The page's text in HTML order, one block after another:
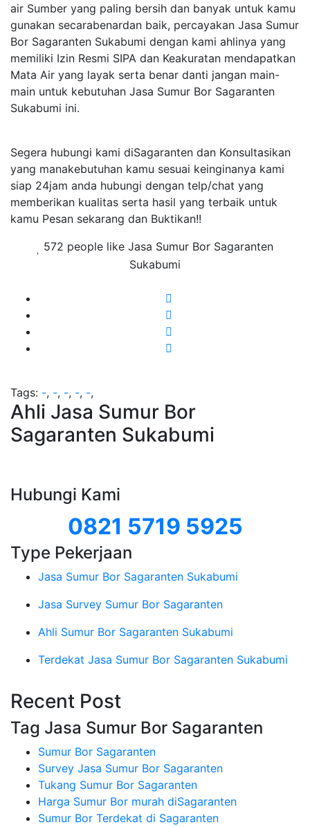
air Sumber yang paling bersih dan banyak untuk kamu
gunakan secarabenardan baik, percayakan Jasa Sumur
Bor Sagaranten Sukabumi dengan kami ahlinya yang
memiliki Izin Resmi SIPA dan Keakuratan mendapatkan
Mata Air yang layak serta benar danti jangan main-
main untuk kebutuhan Jasa Sumur Bor Sagaranten
Sukabumi ini.
Segera hubungi kami diSagaranten dan Konsultasikan
yang manakebutuhan kamu sesuai keinginanya kami
siap 24jam anda hubungi dengan telp/chat yang
memberikan kualitas serta hasil yang terbaik untuk
kamu Pesan sekarang dan Buktikan!!
572 people like Jasa Sumur Bor Sagaranten
Sukabumi
Tags: -, -, -, -, -,
Ahli Jasa Sumur Bor
Sagaranten Sukabumi
Hubungi Kami
0821 5719 5925
Type Pekerjaan
Jasa Sumur Bor Sagaranten Sukabumi
Jasa Survey Sumur Bor Sagaranten
Ahli Sumur Bor Sagaranten Sukabumi
Terdekat Jasa Sumur Bor Sagaranten Sukabumi
Recent Post
Tag Jasa Sumur Bor Sagaranten
Sumur Bor Sagaranten
Survey Jasa Sumur Bor Sagaranten
Tukang Sumur Bor Sagaranten
Harga Sumur Bor murah diSagaranten
Sumur Bor Terdekat di Sagaranten